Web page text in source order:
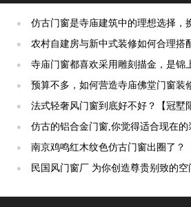
●
仿古门窗是寺庙建筑中的理想选择，
终生【冠墅阳光】
●
农村自建房与新中式装修如何合理搭
阳光】
●
寺庙门窗都喜欢采用雕刻描金，是锦
吗？【冠墅阳光】
●
预算不多，如何营造寺庙佛堂门窗装
阳光】
● 法式轻奢风门窗到底好不好？【冠墅
●
仿古的铝合金门窗,你觉得适合现在的
【冠墅阳光】
●
南京鸡鸣红木纹色仿古门窗出圈了？
光】
●
民国风门窗厂 为你创造尊贵别致的空间【冠